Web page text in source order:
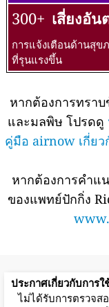
300+ เสี่ยงอัน
การแจ้งเตือนด้านสุ
ที่รุนแรงขึ้น
หากต้องการทรา
และมลพิษ โปรดดู
คู่มือ airnow เกี่ย
หากต้องการคำแ
ของแพทย์ปักกิ่ง
ประกาศเกี่ยวกับการใ
ไม่ได้รับการตรวจส